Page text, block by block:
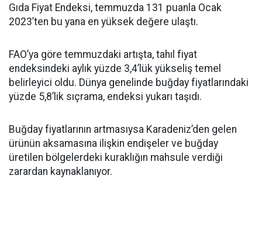
Gıda Fiyat Endeksi, temmuzda 131 puanla Ocak
2023’ten bu yana en yüksek değere ulaştı.
FAO’ya göre temmuzdaki artışta, tahıl fiyat
endeksindeki aylık yüzde 3,4’lük yükseliş temel
belirleyici oldu. Dünya genelinde buğday fiyatlarındaki
yüzde 5,8’lik sıçrama, endeksi yukarı taşıdı.
Buğday fiyatlarının artmasıysa Karadeniz’den gelen
ürünün aksamasına ilişkin endişeler ve buğday
üretilen bölgelerdeki kuraklığın mahsule verdiği
zarardan kaynaklanıyor.